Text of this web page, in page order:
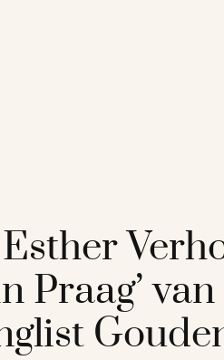
Esther
Praag’